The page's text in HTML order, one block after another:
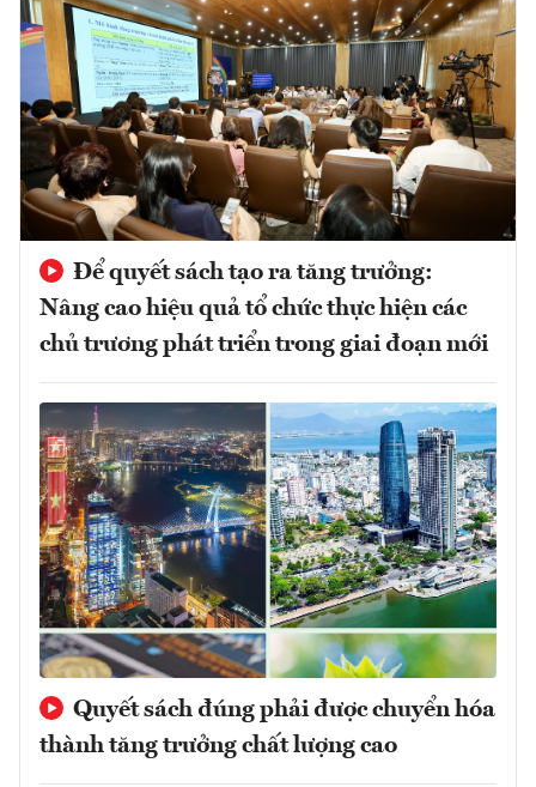
Để quyết sách tạo ra tăng trưởng:
Nâng cao hiệu quả tổ chức thực hiện các
chủ trương phát triển trong giai đoạn mới
Quyết sách đúng phải được chuyển hóa
thành tăng trưởng chất lượng cao